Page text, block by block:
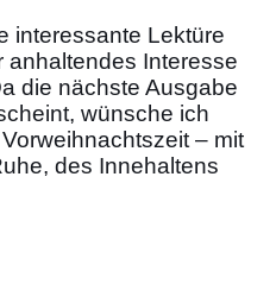
interessante Lektüre
anhaltendes Interesse
die nächste Ausgabe
wünsche ich
– mit
des Innehaltens